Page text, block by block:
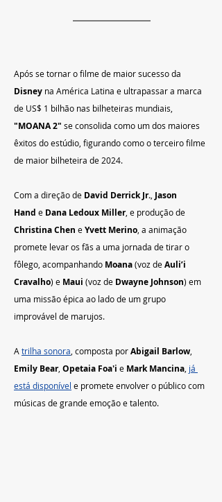
Após se tornar o filme de maior sucesso da
Disney na América Latina e ultrapassar a marca
de US$ 1 bilhão nas bilheteiras mundiais,
"MOANA 2" se consolida como um dos maiores
êxitos do estúdio, figurando como o terceiro filme
de maior bilheteira de 2024.
Com a direção de David Derrick Jr. Jason
Hand e Dana Ledoux Miller, e produção de
Christina Chen e Yvett Merino , a animação
promete levar os fãs a uma jornada de tirar o
fôlego, acompanhando Moana (voz de Auli’i
Cravalho) e Maui (voz de Dwayne Johnson) em
uma missão épica ao lado de um grupo
improvável de marujos.
A trilha sonora , composta por Abigail Barlow
Emily Bear, Opetaia Foa'i e Mark Mancina já
está disponível e promete envolver o público com
músicas de grande emoção e talento.